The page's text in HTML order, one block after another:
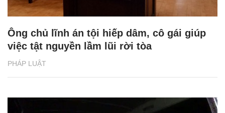
PHÁP LUẬT
Ông chủ lĩnh án tội hiếp dâm, cô gái giúp
việc tật nguyền lầm lũi rời tòa